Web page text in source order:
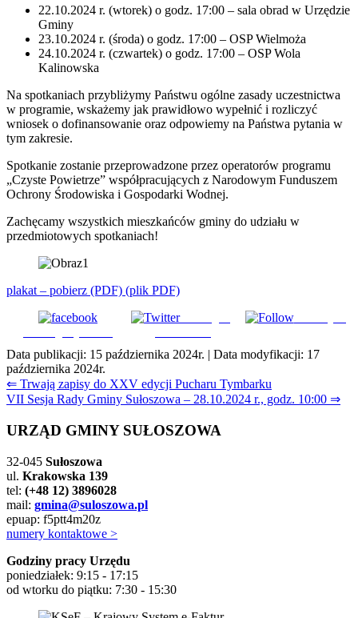
22.10.2024 r. (wtorek) o godz. 17:00 – sala obrad w Urzędzie
Gminy
23.10.2024 r. (środa) o godz. 17:00 – OSP Wielmoża
24.10.2024 r. (czwartek) o godz. 17:00 – OSP Wola
Kalinowska
Na spotkaniach przybliżymy Państwu ogólne zasady uczestnictwa
w programie, wskażemy jak prawidłowo wypełnić i rozliczyć
wniosek o dofinansowanie oraz odpowiemy na Państwa pytania w
tym zakresie.
Spotkanie zostanie przeprowadzone przez operatorów programu
„Czyste Powietrze” współpracujących z Narodowym Funduszem
Ochrony Środowiska i Gospodarki Wodnej.
Zachęcamy wszystkich mieszkańców gminy do udziału w
przedmiotowych spotkaniach!
plakat – pobierz (PDF) (plik PDF)
Udostępnij
Subskrybuj
Data publikacji: 15 października 2024r. | Data modyfikacji: 17
października 2024r.
Nawigacja
wpisu
⇐ Trwają zapisy do XXV edycji Pucharu Tymbarku
VII Sesja Rady Gminy Sułoszowa – 28.10.2024 r., godz. 10:00 ⇒
URZĄD GMINY SUŁOSZOWA
32-045 Sułoszowa
ul. Krakowska 139
tel: (+48 12) 3896028
mail: gmina@suloszowa.pl
epuap: f5ptt4m20z
numery kontaktowe >
Godziny pracy Urzędu
poniedziałek: 9:15 - 17:15
od wtorku do piątku: 7:30 - 15:30